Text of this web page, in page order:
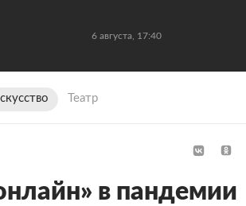
6 августа, 17:40
Театр
в пандемии